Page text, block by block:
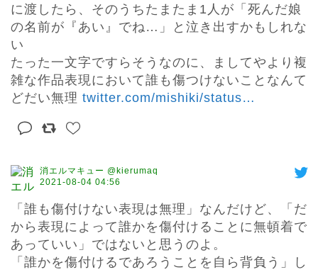
に渡したら、そのうちたまたま1人が「死んだ娘
の名前が『あい』でね…」と泣き出すかもしれな
い
たった一文字ですらそうなのに、ましてやより複
雑な作品表現において誰も傷つけないことなんて
どだい無理 twitter.com/mishiki/status…
消エルマキュー @kierumaq
2021-08-04 04:56
「誰も傷付けない表現は無理」なんだけど、「だ
から表現によって誰かを傷付けることに無頓着で
あっていい」ではないと思うのよ。
「誰かを傷付けるであろうことを自ら背負う」し